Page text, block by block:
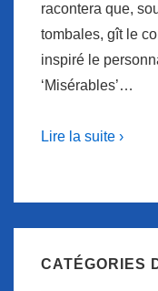
racontera que,
tombales, gît le
inspiré le
‘Misérables’…
Lire la suite ›
CATÉGORIES